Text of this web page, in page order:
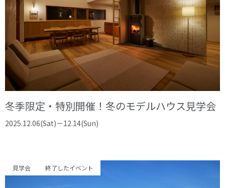
冬季限定・特別開催！冬のモデルハウス見学会
2025.12.06(Sat)－12.14(Sun)
見学会 終了したイベント